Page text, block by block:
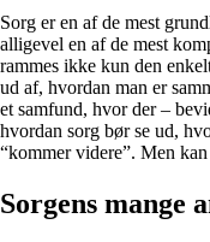
Sorg er en af de mest
alligevel en af de mest
rammes ikke kun den
ud af, hvordan man er
et samfund, hvor der –
hvordan sorg bør se ud,
“kommer videre”. Men
Sorgens mange